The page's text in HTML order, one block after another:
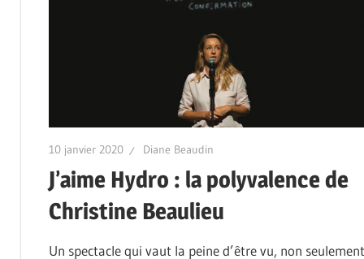
10 janvier 2020 Diane Beaudin
J’aime Hydro : la polyvalence de
Christine Beaulieu
Un spectacle qui vaut la peine d’être vu, non seulement